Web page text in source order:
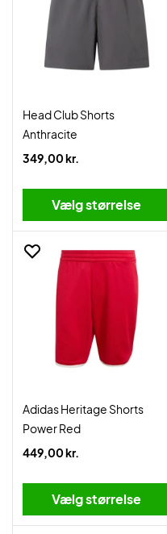
Head Club Shorts
Anthracite
349,00 kr.
Vælg størrelse
Adidas Heritage Shorts
Power Red
449,00 kr.
Vælg størrelse